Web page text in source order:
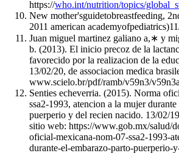
https://who.int/nutrition/topics/
New mother'sguidetobreastfeeding,
2011 american
Juan miguel martinez galiano a,∗ y
b. (2013). El inicio precoz de la
favorecido por la realizacion de la
13/02/20, de associacion medica
www.scielo.br/pdf/ramb/v59n3/
Senties echeverria. (2015). Norma
ssa2-1993, atencion a la mujer
puerperio y del recien nacido. 13/02/
sitio web: https://www.gob.mx/salud/
oficial-mexicana-nom-07-ssa2-1993-
durante-el-embarazo-parto-puerperio-